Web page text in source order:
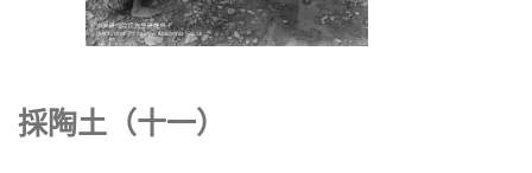
採陶土（十一）